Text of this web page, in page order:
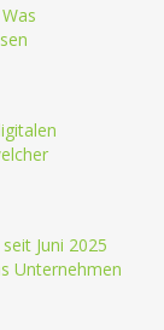
Juni 2025
Unternehmen